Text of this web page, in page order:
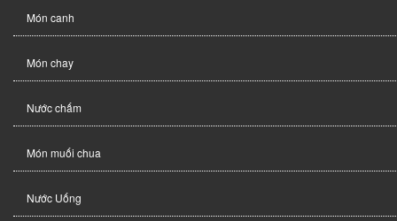
Món canh
Món chay
Nước chấm
Món muối chua
Nước Uống